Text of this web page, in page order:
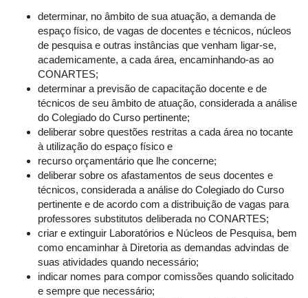
determinar, no âmbito de sua atuação, a demanda de
espaço físico, de vagas de docentes e técnicos, núcleos
de pesquisa e outras instâncias que venham ligar-se,
academicamente, a cada área, encaminhando-as ao
CONARTES;
determinar a previsão de capacitação docente e de
técnicos de seu âmbito de atuação, considerada a análise
do Colegiado do Curso pertinente;
deliberar sobre questões restritas a cada área no tocante
à utilização do espaço físico e
recurso orçamentário que lhe concerne;
deliberar sobre os afastamentos de seus docentes e
técnicos, considerada a análise do Colegiado do Curso
pertinente e de acordo com a distribuição de vagas para
professores substitutos deliberada no CONARTES;
criar e extinguir Laboratórios e Núcleos de Pesquisa, bem
como encaminhar à Diretoria as demandas advindas de
suas atividades quando necessário;
indicar nomes para compor comissões quando solicitado
e sempre que necessário;